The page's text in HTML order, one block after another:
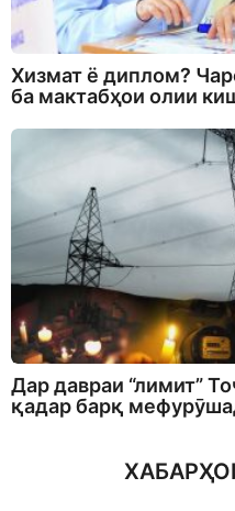
Хизмат ё диплом?
ба мактабҳои олии
Дар давраи “лимит”
қадар барқ